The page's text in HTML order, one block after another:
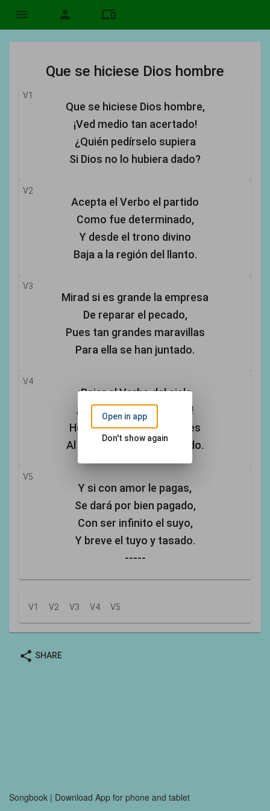
menu person devices
Que se hiciese Dios hombre
V1
Que se hiciese Dios hombre,
¡Ved medio tan acertado!
¿Quién pedírselo supiera
Si Dios no lo hubiera dado?
V2
Acepta el Verbo el partido
Como fue determinado,
Y desde el trono divino
Baja a la región del llanto.
V3
Mirad si es grande la empresa
De reparar el pecado,
Pues tan grandes maravillas
Para ella se han juntado.
V4
¡Bajar el Verbo del cielo
A tan miserable estado!
Hombre, mira lo que debes
Al que tanto le has costado.
V5
Y si con amor le pagas,
Se dará por bien pagado,
Con ser infinito el suyo,
Y breve el tuyo y tasado.
-----
V1 V2 V3 V4 V5
share SHARE
Songbook | Download App for phone and tablet
Open in app
Don't show again